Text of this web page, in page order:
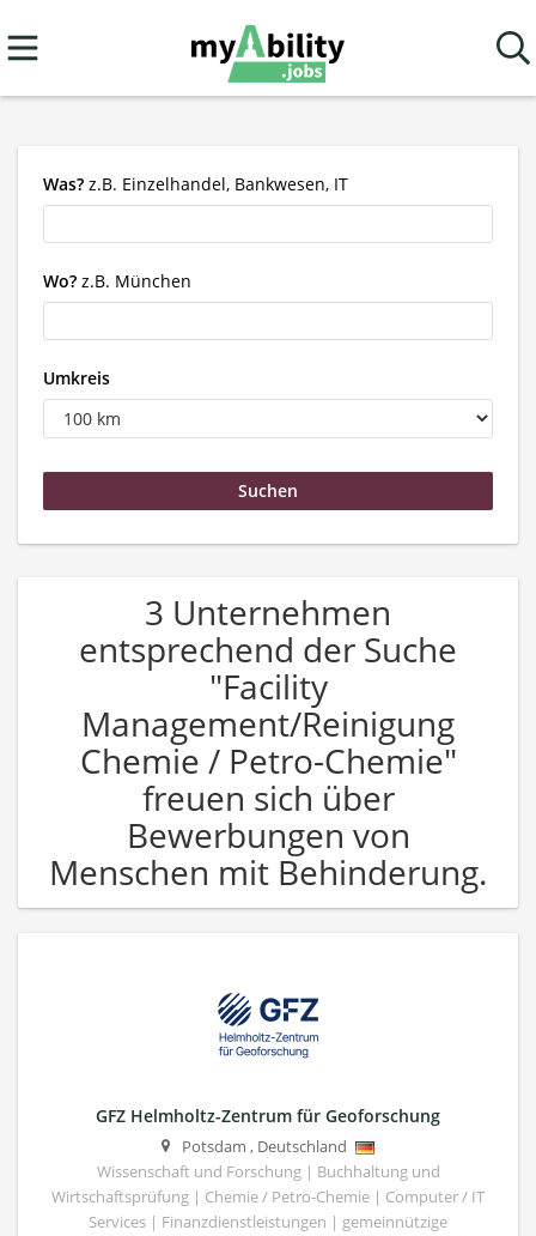
Was? z.B. Einzelhandel, Bankwesen, IT
Wo? z.B. München
Umkreis
3 Unternehmen
entsprechend der Suche
"Facility
Management/Reinigung
Chemie / Petro-Chemie"
freuen sich über
Bewerbungen von
Menschen mit Behinderung.
GFZ Helmholtz-Zentrum für Geoforschung
Potsdam , Deutschland
Wissenschaft und Forschung | Buchhaltung und
Wirtschaftsprüfung | Chemie / Petro-Chemie | Computer / IT
Services | Finanzdienstleistungen | gemeinnützige